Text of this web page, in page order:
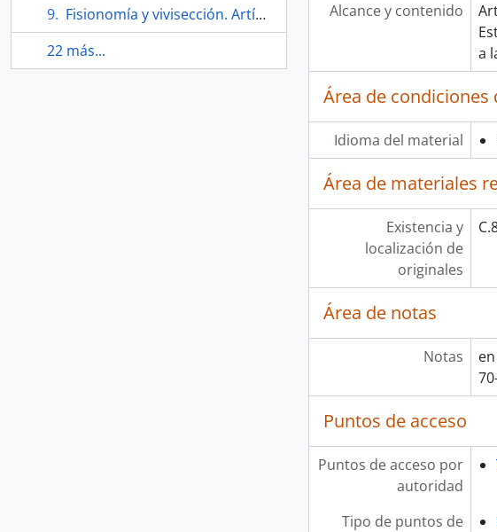
Fisionomía y vivisección. Artículo
22 más...
Alcance y contenido
a
Área de condiciones
Idioma del material
Área de materiales
Existencia y
localización de
originales
Área de notas
Notas
Puntos de acceso
Puntos de acceso por
autoridad
Tipo de puntos de